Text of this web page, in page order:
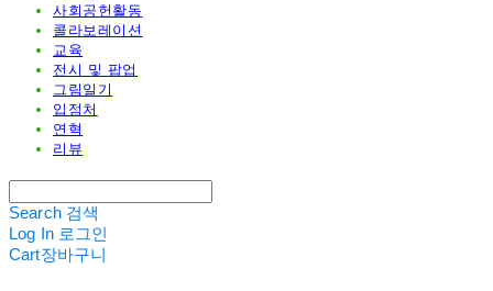
사회공헌활동
콜라보레이션
교육
전시 및 팝업
그림일기
입점처
연혁
리뷰
Search 검색
Log In 로그인
Cart장바구니